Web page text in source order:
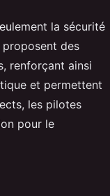
la sécurité
des
renforçant ainsi
et permettent
les pilotes
pour le